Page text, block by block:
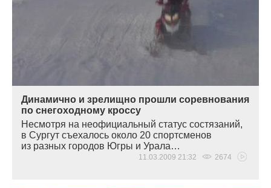
Динамично и зрелищно прошли соревнования
по снегоходному кроссу
Несмотря на неофициальный статус состязаний,
в Сургут съехалось около 20 спортсменов
из разных городов Югры и Урала…
11.03.2009 21:32 2674